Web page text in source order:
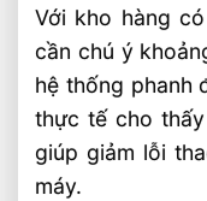
Với kho hàng
cần chú ý
hệ thống phanh
thực tế cho
giúp giảm lỗi
máy.